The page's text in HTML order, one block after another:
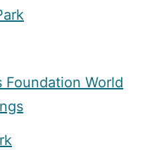
Foundation World